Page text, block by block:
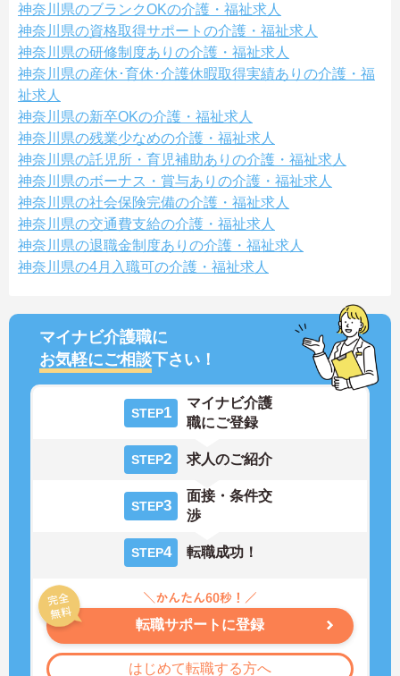
神奈川県のブランクOKの介護・福祉求人
神奈川県の資格取得サポートの介護・福祉求人
神奈川県の研修制度ありの介護・福祉求人
神奈川県の産休･育休･介護休暇取得実績ありの介護・福
祉求人
神奈川県の新卒OKの介護・福祉求人
神奈川県の残業少なめの介護・福祉求人
神奈川県の託児所・育児補助ありの介護・福祉求人
神奈川県のボーナス・賞与ありの介護・福祉求人
神奈川県の社会保険完備の介護・福祉求人
神奈川県の交通費支給の介護・福祉求人
神奈川県の退職金制度ありの介護・福祉求人
神奈川県の4月入職可の介護・福祉求人
マイナビ介護職に
お気軽にご相談下さい！
STEP1
マイナビ介護
職にご登録
STEP2 求人のご紹介
STEP3
面接・条件交
渉
STEP4 転職成功！
転職サポートに登録
はじめて転職する方へ